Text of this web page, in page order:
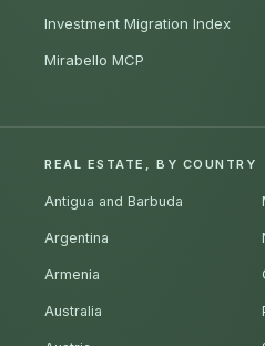
Investment Migration Index
Mirabello MCP
REAL ESTATE, BY COUNTRY
Antigua and Barbuda
Argentina
Armenia
Australia